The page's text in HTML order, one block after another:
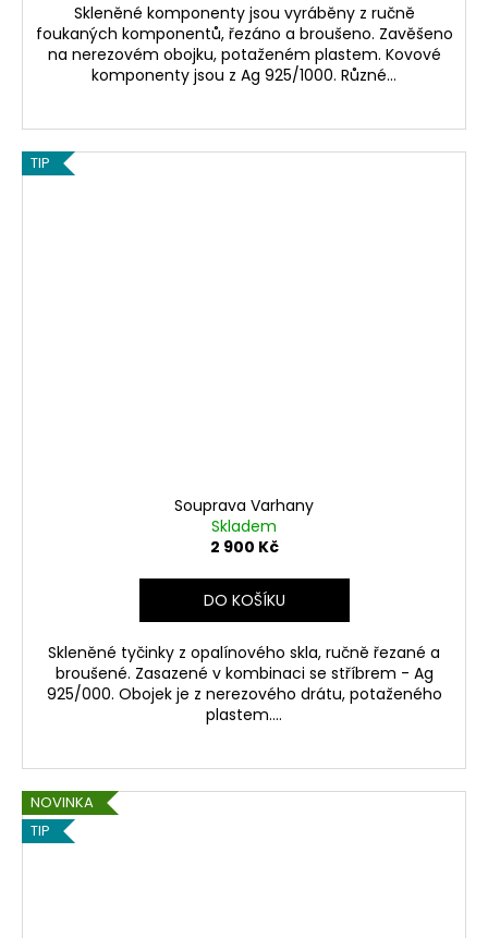
Skleněné komponenty jsou vyráběny z ručně
foukaných komponentů, řezáno a broušeno. Zavěšeno
na nerezovém obojku, potaženém plastem. Kovové
komponenty jsou z Ag 925/1000. Různé...
TIP
Souprava Varhany
Skladem
2 900 Kč
DO KOŠÍKU
Skleněné tyčinky z opalínového skla, ručně řezané a
broušené. Zasazené v kombinaci se stříbrem - Ag
925/000. Obojek je z nerezového drátu, potaženého
plastem....
NOVINKA
TIP